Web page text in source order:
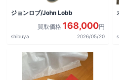
ジョンロブ/John Lobb
買取価格 168,000円
shibuya 2026/05/20